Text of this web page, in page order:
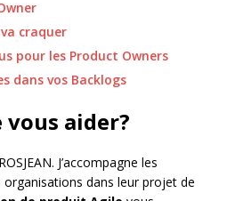
craquer
pour les Product Owners
dans vos Backlogs
vous aider?
J’accompagne les
dans leur projet de